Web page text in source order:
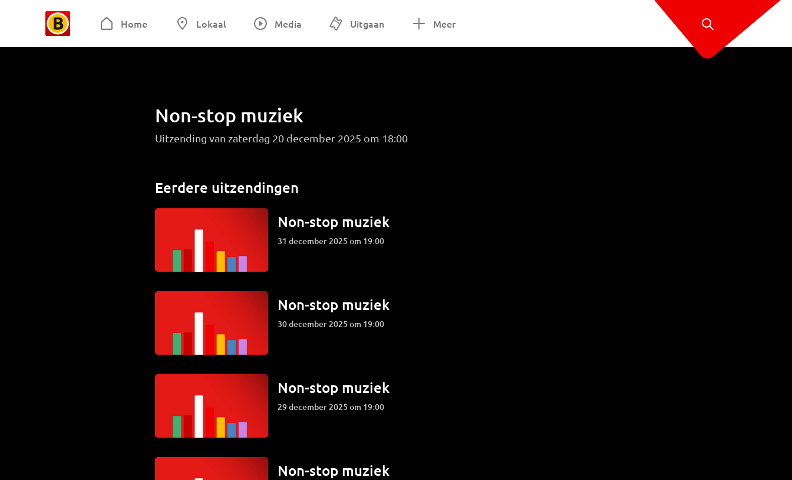
Home Lokaal Media Uitgaan Meer
Non-stop muziek
Uitzending van zaterdag 20 december 2025 om 18:00
Eerdere uitzendingen
Non-stop muziek
31 december 2025 om 19:00
Non-stop muziek
30 december 2025 om 19:00
Non-stop muziek
29 december 2025 om 19:00
Non-stop muziek